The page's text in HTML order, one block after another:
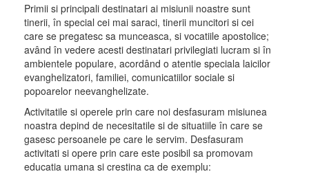
Primii si principali destinatari ai misiunii noastre sunt
tinerii, în special cei mai saraci, tinerii muncitori si cei
care se pregatesc sa munceasca, si vocatiile apostolice;
având în vedere acesti destinatari privilegiati lucram si în
ambientele populare, acordând o atentie speciala laicilor
evanghelizatori, familiei, comunicatiilor sociale si
popoarelor neevanghelizate.
Activitatile si operele prin care noi desfasuram misiunea
noastra depind de necesitatile si de situatiile în care se
gasesc persoanele pe care le servim. Desfasuram
activitati si opere prin care este posibil sa promovam
educatia umana si crestina ca de exemplu: